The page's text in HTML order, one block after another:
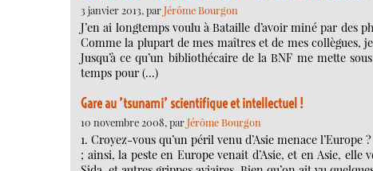
3 janvier 2013, parJérôme Bourgon
J’en ai longtemps voulu à Bataille d’avoir miné par des
Comme la plupart de mes maîtres et de mes collègues,
Jusqu’à ce qu’un bibliothécaire de la BNF me mette
temps pour (…)
Gare au ’tsunami’ scientifique et intellectuel !
10 novembre 2008, parJérôme Bourgon
1. Croyez-vous qu’un péril venu d’Asie menace
; ainsi, la peste en Europe venait d’Asie, et en Asie, elle